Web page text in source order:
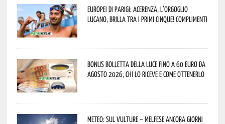
Europei di Parigi: Acerenza, l’orgoglio
lucano, brilla tra i primi cinque! Complimenti
Bonus bolletta della luce fino a 60 euro da
agosto 2026, chi lo riceve e come ottenerlo
Meteo: sul Vulture – melfese ancora giorni